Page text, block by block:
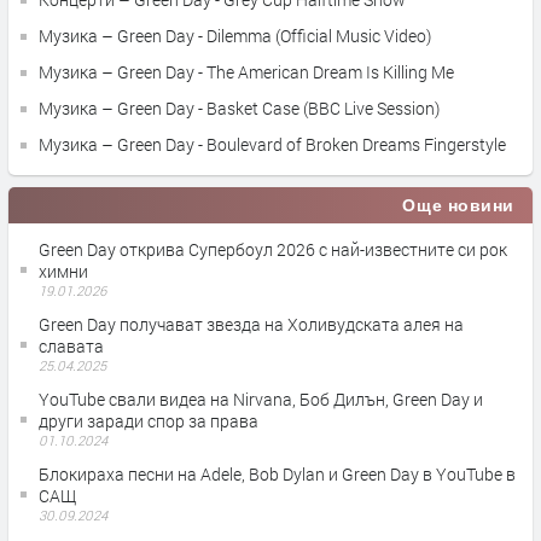
Музика – Green Day - Dilemma (Official Music Video)
Музика – Green Day - The American Dream Is Killing Me
Музика – Green Day - Basket Case (BBC Live Session)
Музика – Green Day - Boulevard of Broken Dreams Fingerstyle
Още новини
Green Day открива Супербоул 2026 с най-известните си рок
химни
19.01.2026
Green Day получават звезда на Холивудската алея на
славата
25.04.2025
YouTube свали видеа на Nirvana, Боб Дилън, Green Day и
други заради спор за права
01.10.2024
Блокираха песни на Adele, Bob Dylan и Green Day в YouTube в
САЩ
30.09.2024